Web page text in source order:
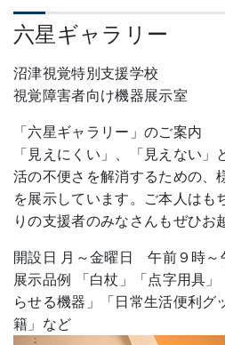
六星ギャラリー
沼津視覚特別支援学校
視覚障害者向け機器展示室
「六星ギャラリー」のご案内
「見えにくい」、「見えない
活の不便さを解消するための、
を展示しています。ご本人はも
りの支援者のみなさんもぜひお
開設日 月～金曜日 午前９時
展示品例 「白杖」「点字用具
らせる機器」「日常生活便利グ
籍」など